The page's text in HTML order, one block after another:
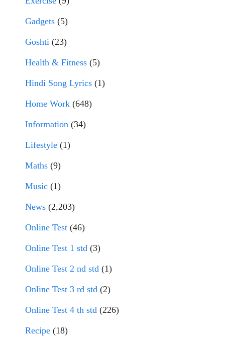
Gadgets (5)
Goshti (23)
Health & Fitness (5)
Hindi Song Lyrics (1)
Home Work (648)
Information (34)
Lifestyle (1)
Maths (9)
Music (1)
News (2,203)
Online Test (46)
Online Test 1 std (3)
Online Test 2 nd std (1)
Online Test 3 rd std (2)
Online Test 4 th std (226)
Recipe (18)